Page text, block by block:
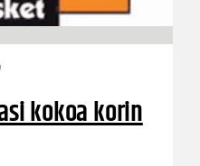
kokoa korin